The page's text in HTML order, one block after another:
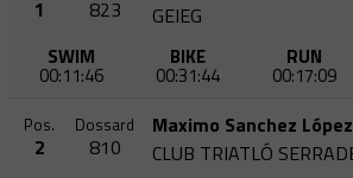
1 823
GEIEG
SWIM
00:11:46
BIKE
00:31:44
RUN
00:17:09
Pos.
2
Dossard
810
Maximo Sanchez López